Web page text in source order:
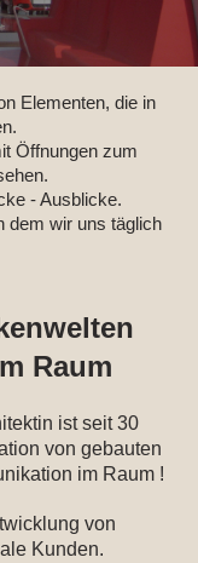
Elementen, die in
Öffnungen zum
- Ausblicke.
dem wir uns täglich
Raum
ist seit 30
von gebauten
im Raum !
von
Kunden.